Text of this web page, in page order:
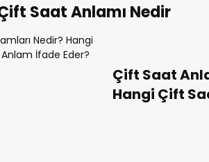
Saat Anlamı Nedir
Çift Saat
Hangi Çift